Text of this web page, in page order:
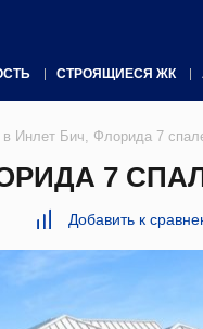
СТРОЯЩИЕСЯ ЖК
Инлет Бич, Флорида 7
7
Добавить к